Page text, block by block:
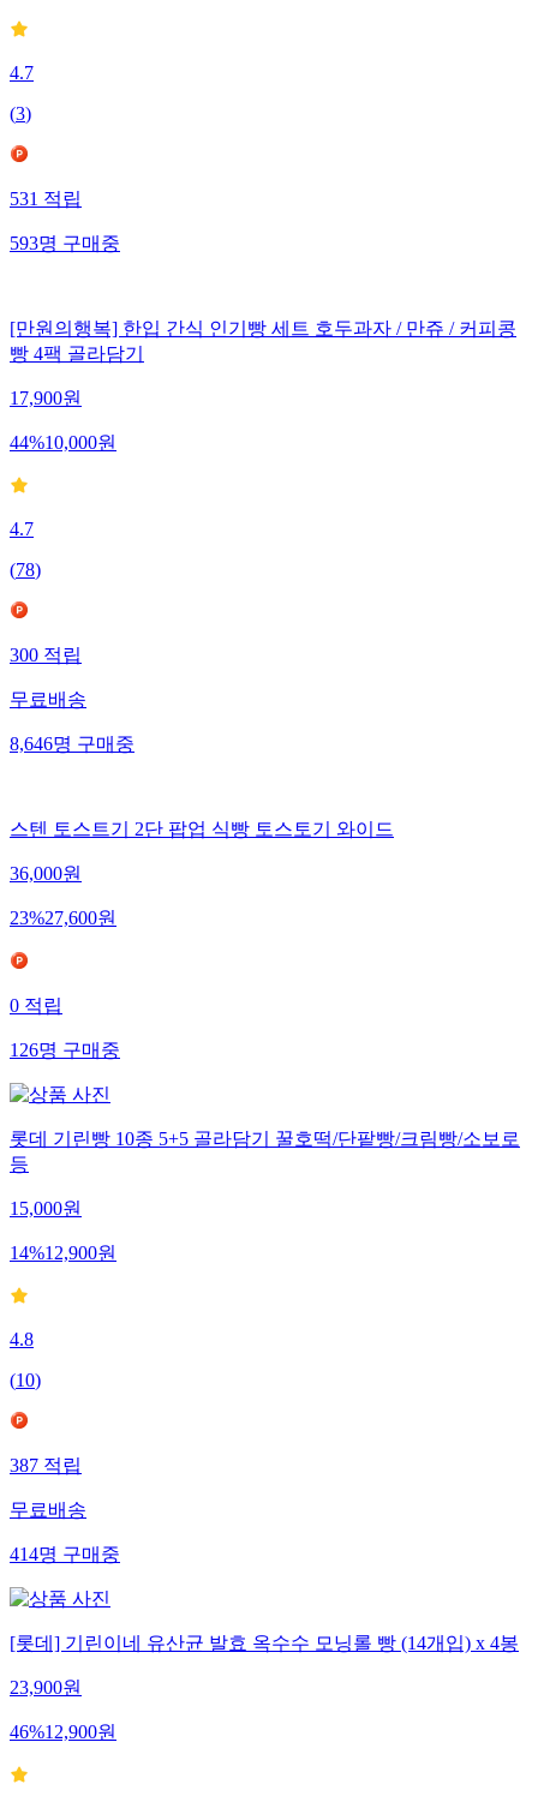
4.7
(3)
531적립
593명구매중
[만원의행복] 한입 간식 인기빵 세트 호두과자 / 만쥬 / 커피콩
빵 4팩 골라담기
17,900원
44%10,000원
4.7
(78)
300적립
무료배송
8,646명구매중
스텐 토스트기 2단 팝업 식빵 토스토기 와이드
36,000원
23%27,600원
0적립
126명구매중
롯데 기린빵 10종 5+5 골라담기 꿀호떡/단팥빵/크림빵/소보로
등
15,000원
14%12,900원
4.8
(10)
387적립
무료배송
414명구매중
[롯데] 기린이네 유산균 발효 옥수수 모닝롤 빵 (14개입) x 4봉
23,900원
46%12,900원